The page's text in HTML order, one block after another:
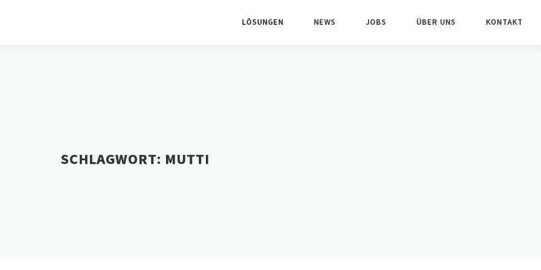
LÖSUNGEN NEWS JOBS ÜBER UNS KONTAKT
SCHLAGWORT: MUTTI